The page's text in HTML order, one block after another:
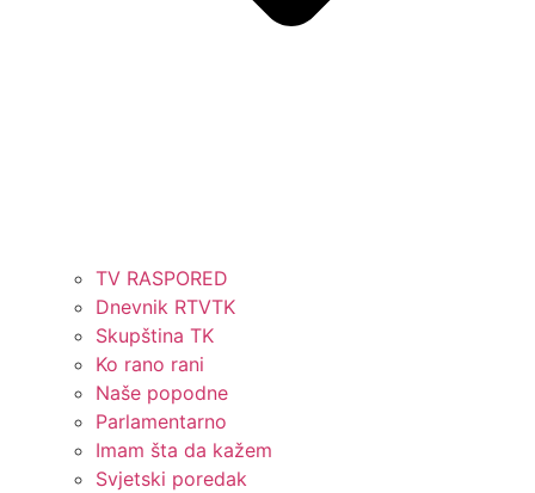
TV RASPORED
Dnevnik RTVTK
Skupština TK
Ko rano rani
Naše popodne
Parlamentarno
Imam šta da kažem
Svjetski poredak